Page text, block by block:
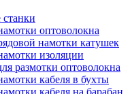
оптоволокна
намотки катушек
изоляции
размотки оптоволокна
кабеля в бухты
кабеля на барабан